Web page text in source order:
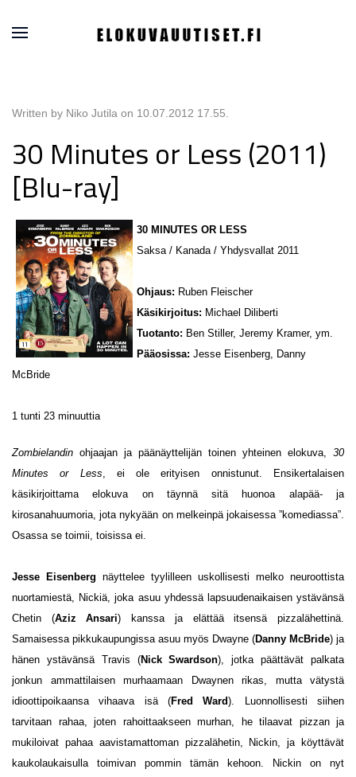
Written by Niko Jutila on 10.07.2012 17.55
30 Minutes or Less (2011)
[Blu-ray]
30 MINUTES OR LESS
Saksa / Kanada / Yhdysvallat 2011
Ohjaus: Ruben Fleischer
Käsikirjoitus: Michael Diliberti
Tuotanto: Ben Stiller, Jeremy Kramer, ym.
Pääosissa: Jesse Eisenberg, Danny
McBride
1 tunti 23 minuuttia
Zombielandin ohjaajan ja päänäyttelijän toinen yhteinen elokuva, 30
Minutes or Less, ei ole erityisen onnistunut. Ensikertalaisen
käsikirjoittama elokuva on täynnä sitä huonoa alapää- ja
kirosanahuumoria, jota nykyään on melkeinpä jokaisessa ”komediassa”.
Osassa se toimii, toisissa ei.
Jesse Eisenberg näyttelee tyylilleen uskollisesti melko neuroottista
nuortamiestä, Nickiä, joka asuu yhdessä lapsuudenaikaisen ystävänsä
Chetin (Aziz Ansari) kanssa ja elättää itsensä pizzalähettinä.
Samaisessa pikkukaupungissa asuu myös Dwayne (Danny McBride) ja
hänen ystävänsä Travis (Nick Swardson), jotka päättävät palkata
jonkun ammattilaisen murhaamaan Dwaynen rikas, mutta vätystä
idioottipoikaansa vihaava isä (Fred Ward). Luonnollisesti siihen
tarvitaan rahaa, joten rahoittaakseen murhan, he tilaavat pizzan ja
mukiloivat pahaa aavistamattoman pizzalähetin, Nickin, ja köyttävät
kaukolaukaisulla toimivan pommin tämän kehoon. Nickin on nyt